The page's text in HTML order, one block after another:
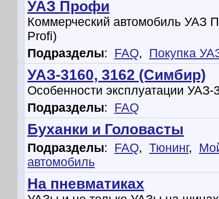
УАЗ Профи
Коммерческий автомобиль УАЗ
Profi)
Подразделы: FAQ, Покупка
УАЗ-3160, 3162 (Симбир)
Особенности эксплуатации УАЗ-
Подразделы: FAQ
Буханки и Головасты
Подразделы: FAQ, Тюнинг,
автомобиль
На пневматиках